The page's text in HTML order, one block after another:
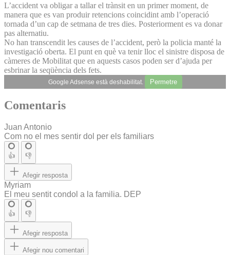
L’accident va obligar a tallar el trànsit en un primer moment, de
manera que es van produir retencions coincidint amb l’operació
tornada d’un cap de setmana de tres dies. Posteriorment es va donar
pas alternatiu.
No han transcendit les causes de l’accident, però la policia manté la
investigació oberta. El punt en què va tenir lloc el sinistre disposa de
càmeres de Mobilitat que en aquests casos poden ser d’ajuda per
esbrinar la seqüència dels fets.
Google Adsense està deshabilitat. Permetre
Comentaris
Juan Antonio
Com no el mes sentir dol per els familiars
👍 👎
Afegir resposta
Myriam
El meu sentit condol a la familia. DEP
👍 👎
Afegir resposta
Afegir nou comentari